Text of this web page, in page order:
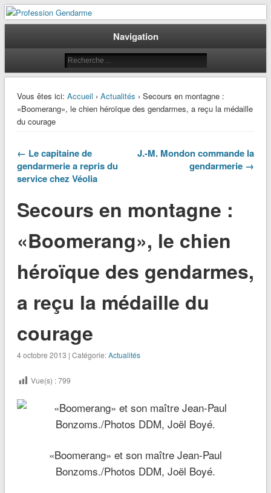
Profession Gendarme
Le journal des gendarmes
Navigation
Vous êtes ici: Accueil › Actualités › Secours en montagne :
«Boomerang», le chien héroïque des gendarmes, a reçu la médaille
du courage
← Le capitaine de
gendarmerie a repris du
service chez Véolia
J.-M. Mondon commande la
gendarmerie →
Secours en montagne :
«Boomerang», le chien
héroïque des gendarmes,
a reçu la médaille du
courage
4 octobre 2013 | Catégorie:Actualités
Vue(s) :799
«Boomerang» et son maître Jean-Paul
Bonzoms./Photos DDM, Joël Boyé.